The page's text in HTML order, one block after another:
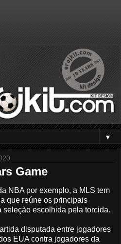
▼
Game
NBA por exemplo, a MLS tem
que reúne os principais
seleção escolhida pela torcida.
disputada entre jogadores
EUA contra jogadores da